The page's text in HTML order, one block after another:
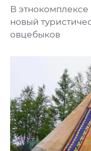
В
новый
овцебыков